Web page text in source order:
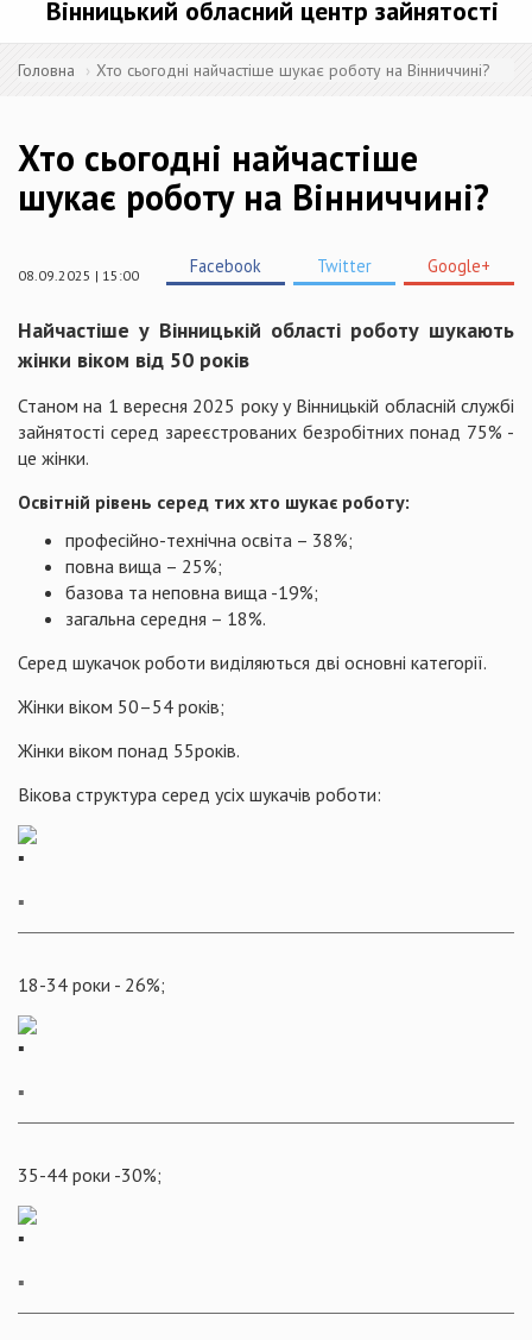
Вінницький обласний центр зайнятості
Головна Хто сьогодні найчастіше шукає роботу на Вінниччині?
Хто сьогодні найчастіше
шукає роботу на Вінниччині?
08.09.2025 | 15:00 Facebook Twitter Google+
Найчастіше у Вінницькій області роботу шукають
жінки віком від 50 років
Станом на 1 вересня 2025 року у Вінницькій обласній службі
зайнятості серед зареєстрованих безробітних понад 75% -
це жінки.
Освітній рівень серед тих хто шукає роботу:
професійно-технічна освіта – 38%;
повна вища – 25%;
базова та неповна вища -19%;
загальна середня – 18%.
Серед шукачок роботи виділяються дві основні категорії.
Жінки віком 50–54 років;
Жінки віком понад 55років.
Вікова структура серед усіх шукачів роботи:
▪️
18-34 роки - 26%;
▪️
35-44 роки -30%;
▪️